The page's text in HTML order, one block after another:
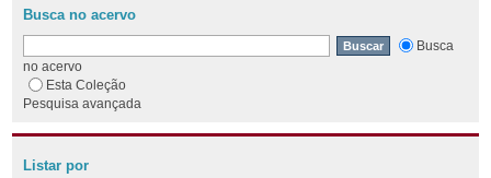
Busca no acervo
Busca
no acervo
Esta Coleção
Pesquisa avançada
Listar por